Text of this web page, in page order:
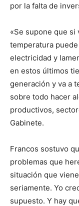
por la falta de
«Se supone que si
temperatura
electricidad y
en estos últimos
generación y va a
sobre todo hacer
productivos,
Gabinete.
Francos sostuvo
problemas que
situación que
seriamente. Yo
supuesto. Y hay